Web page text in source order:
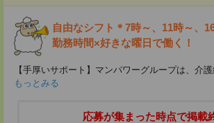
自由なシフト＊7時～、11時～、
勤務時間×好きな曜日で働く！
【手厚いサポート】マンパワーグループは、介
もっとみる
応募が集まった時点で掲載